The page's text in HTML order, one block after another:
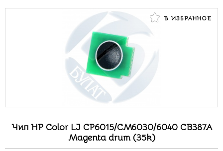
В ИЗБРАННОЕ
Чип HP Color LJ CP6015/CM6030/6040 CB387A
Magenta drum (35k)